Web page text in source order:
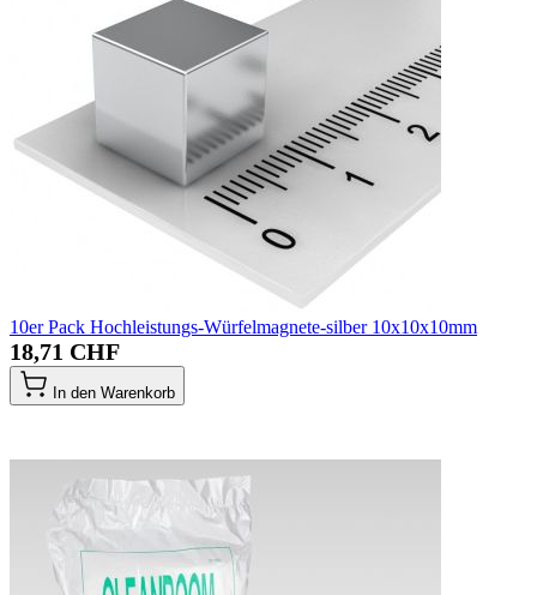
10er Pack Hochleistungs-Würfelmagnete-silber 10x10x10mm
18,71 CHF
In den Warenkorb